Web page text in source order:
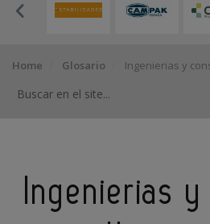
Home Glosario Ingenierias y
Ingenierias y